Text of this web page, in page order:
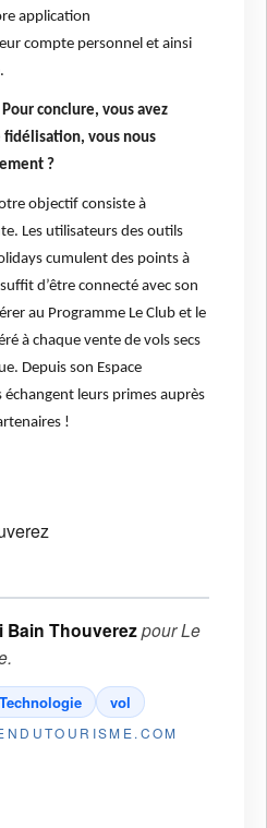
application
compte personnel et ainsi
conclure, vous avez
fidélisation, vous nous
?
objectif consiste à
Les utilisateurs des outils
cumulent des points à
d’être connecté avec son
au Programme Le Club et le
à chaque vente de vols secs
Depuis son Espace
leurs primes auprès
!
Bain ThouverezpourLe
.
Technologie vol